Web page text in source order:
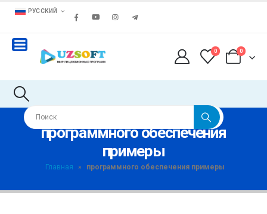
РУССКИЙ
0 0
программного обеспечения
примеры
Главная » программного обеспечения примеры